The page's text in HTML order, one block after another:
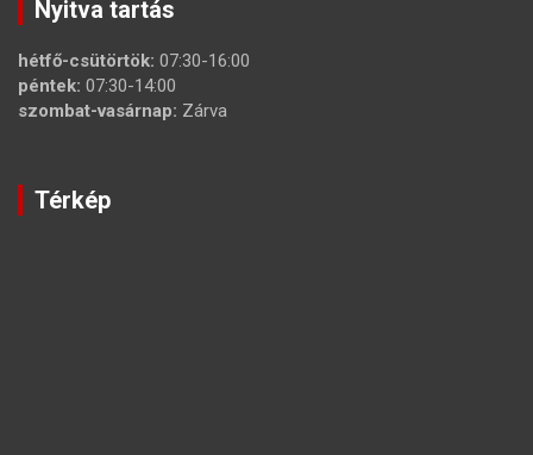
Nyitva tartás
hétfő-csütörtök: 07:30-16:00
péntek: 07:30-14:00
szombat-vasárnap: Zárva
Térkép